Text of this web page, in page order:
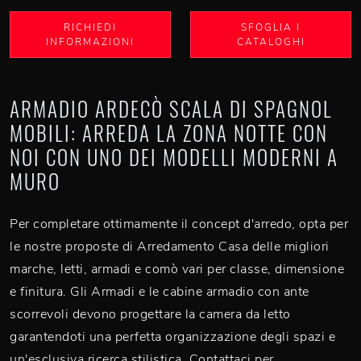
RICHIEDI
INFORMAZIONI
SFOGLIA I
CATALOGHI
ARMADIO ARDECÒ SCALA DI SPAGNOL
MOBILI: ARREDA LA ZONA NOTTE CON
NOI CON UNO DEI MODELLI MODERNI A
MURO
Per completare ottimamente il concept d'arredo, opta per
le nostre proposte di Arredamento Casa delle migliori
marche, letti, armadi e comò vari per classe, dimensione
e finitura. Gli Armadi e le cabine armadio con ante
scorrevoli devono progettare la camera da letto
garantendoti una perfetta organizzazione degli spazi e